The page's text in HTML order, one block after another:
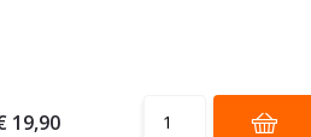
19,90